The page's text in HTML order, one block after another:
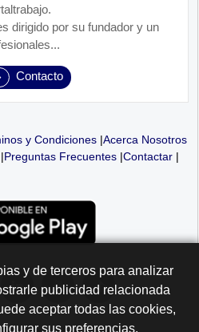
dirigido por su fundador y un
Contacto
y Condiciones |Acerca Nosotros
|Preguntas Frecuentes|Contactar|
y de terceros para analizar
publicidad relacionada
aceptar todas las cookies,
sus preferencias.